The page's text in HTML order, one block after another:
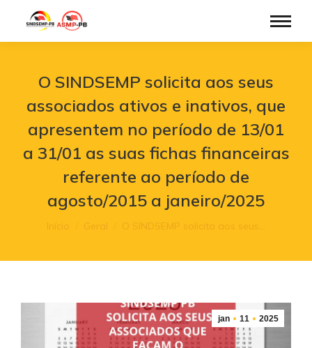
O SINDSEMP solicita aos seus
associados ativos e inativos, que
apresentem no período de 13/01
a 31/01 as suas fichas financeiras
referente ao período de
agosto/2015 a janeiro/2025
Você está aqui:
Início Geral O SINDSEMP solicita aos seus…
jan 11 2025